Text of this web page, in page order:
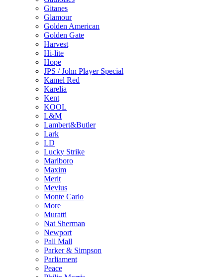
Gitanes
Glamour
Golden American
Golden Gate
Harvest
Hi-lite
Hope
JPS / John Player Special
Kamel Red
Karelia
Kent
KOOL
L&M
Lambert&Butler
Lark
LD
Lucky Strike
Marlboro
Maxim
Merit
Mevius
Monte Carlo
More
Muratti
Nat Sherman
Newport
Pall Mall
Parker & Simpson
Parliament
Peace